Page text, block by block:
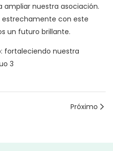
ampliar nuestra asociación.
estrechamente con este
un futuro brillante.
Próximo